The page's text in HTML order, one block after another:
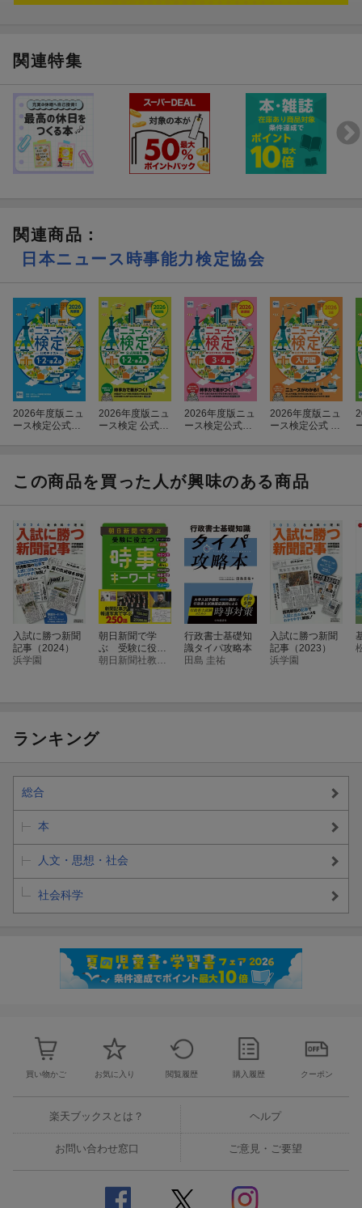
関連特集
関連商品 ：
日本ニュース時事能力検定協会
2026年度版ニュ
ース検定公式テ
2026年度版ニュ
ース検定 公式問
2026年度版ニュ
ース検定公式テ
2026年度版ニュ
ース検定公式 テ
この商品を買った人が興味のある商品
入試に勝つ新聞
記事（2024）
浜学園
朝日新聞で学
ぶ 受験に役立
つ 時事キーワ
行政書士基礎知
識タイパ攻略本
田島 圭祐
入試に勝つ新聞
記事（2023）
浜学園
ランキング
総合
本
人文・思想・社会
社会科学
買い物かご お気に入り 閲覧履歴 購入履歴 クーポン
楽天ブックスとは？ ヘルプ
お問い合わせ窓口 ご意見・ご要望